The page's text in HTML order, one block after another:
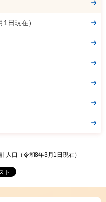
日現在）
人口（令和8年3月1日現在）